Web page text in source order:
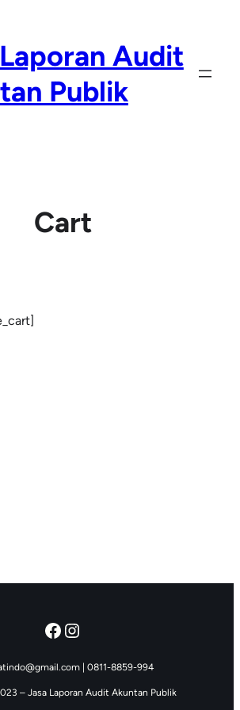
Audit
Publik
Cart
Facebook
Instagram
| 0811-8859-994
– Jasa Laporan Audit Akuntan Publik